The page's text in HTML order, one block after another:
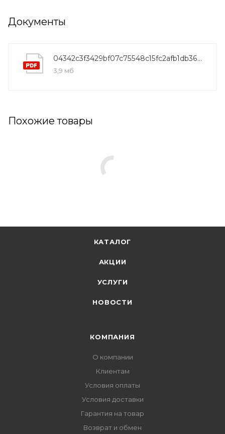
Документы
04342c3f3429bf07c75548c15fc2afb1db367c39
3,9 мб
Похожие товары
КАТАЛОГ
АКЦИИ
УСЛУГИ
НОВОСТИ
КОМПАНИЯ
О компании
Клиентам
Условия оплаты
Условия доставки
Гарантия на товар
Возврат и обмен